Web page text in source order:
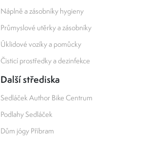
Náplně a zásobníky hygieny
Průmyslové utěrky a zásobníky
Úklidové vozíky a pomůcky
Čisticí prostředky a dezinfekce
Další střediska
Sedláček Author Bike Centrum
Podlahy Sedláček
Dům jógy Příbram